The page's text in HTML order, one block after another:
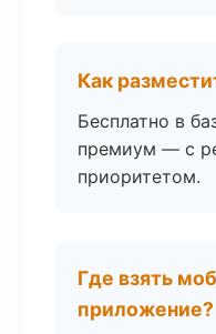
Как
Бесплатно в
премиум — с
приоритетом.
Где взять
приложение?